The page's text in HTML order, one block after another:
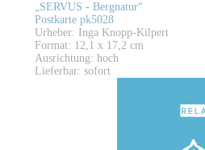
„SERVUS - Bergnatur“
Postkarte pk5028
Urheber: Inga Knopp-Kilpert
Format: 12,1 x 17,2 cm
Ausrichtung: hoch
Lieferbar: sofort